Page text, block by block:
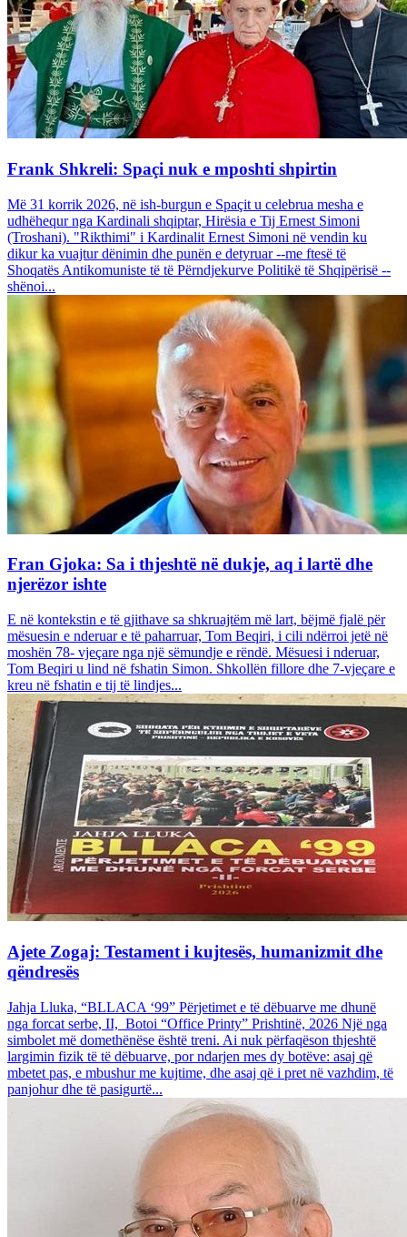
Frank Shkreli: Spaçi nuk e mposhti shpirtin
Më 31 korrik 2026, në ish-burgun e Spaçit u celebrua mesha e
udhëhequr nga Kardinali shqiptar, Hirësia e Tij Ernest Simoni
(Troshani). "Rikthimi" i Kardinalit Ernest Simoni në vendin ku
dikur ka vuajtur dënimin dhe punën e detyruar --me ftesë të
Shoqatës Antikomuniste të të Përndjekurve Politikë të Shqipërisë --
shënoi...
Fran Gjoka: Sa i thjeshtë në dukje, aq i lartë dhe
njerëzor ishte
E në kontekstin e të gjithave sa shkruajtëm më lart, bëjmë fjalë për
mësuesin e nderuar e të paharruar, Tom Beqiri, i cili ndërroi jetë në
moshën 78- vjeçare nga një sëmundje e rëndë. Mësuesi i nderuar,
Tom Beqiri u lind në fshatin Simon. Shkollën fillore dhe 7-vjeçare e
kreu në fshatin e tij të lindjes...
Ajete Zogaj: Testament i kujtesës, humanizmit dhe
qëndresës
Jahja Lluka, “BLLACA ‘99” Përjetimet e të dëbuarve me dhunë
nga forcat serbe, II, Botoi “Office Printy” Prishtinë, 2026 Një nga
simbolet më domethënëse është treni. Ai nuk përfaqëson thjeshtë
largimin fizik të të dëbuarve, por ndarjen mes dy botëve: asaj që
mbetet pas, e mbushur me kujtime, dhe asaj që i pret në vazhdim, të
panjohur dhe të pasigurtë...